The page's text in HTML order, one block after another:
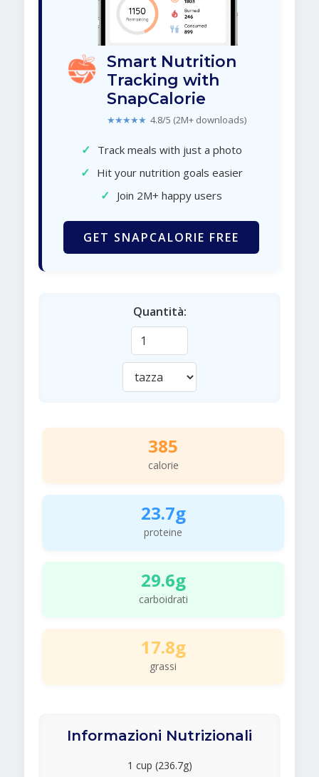
Smart Nutrition
Tracking with
SnapCalorie
★★★★★ 4.8/5 (2M+ downloads)
✓ Track meals with just a photo
✓ Hit your nutrition goals easier
✓ Join 2M+ happy users
GET SNAPCALORIE FREE
Quantità:
385
calorie
23.7g
proteine
29.6g
carboidrati
17.8g
grassi
Informazioni Nutrizionali
1 cup (236.7g)